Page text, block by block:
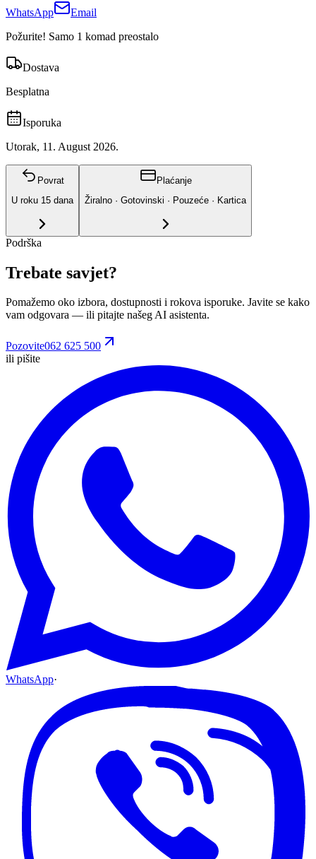
WhatsApp
Email
Požurite! Samo 1 komad preostalo
Dostava
Besplatna
Isporuka
Utorak, 11. August 2026.
Povrat
U roku 15 dana
Plaćanje
Žiralno · Gotovinski · Pouzeće · Kartica
Podrška
Trebate savjet?
Pomažemo oko izbora, dostupnosti i rokova isporuke. Javite se kako
vam odgovara — ili pitajte našeg AI asistenta.
Pozovite062 625 500
ili pišite
WhatsApp·